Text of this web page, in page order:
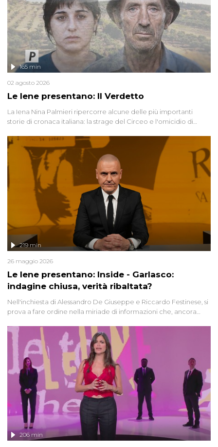
Le Iene presentano: Il Verdetto
165 min
02 agosto 2026
La Iena Nina Palmieri ripercorre alcune delle più importanti
storie di cronaca italiana: la strage del Circeo e l'omicidio di
Le Iene presentano: Inside - Garlasco:
indagine chiusa, verità ribaltata?
219 min
26 maggio 2026
Nell'inchiesta di Alessandro De Giuseppe e Riccardo Festinese, si
prova a fare ordine nella miriade di informazioni che, ancora
giudiziarie più discusse degli ultimi anni. Lo speciale ricostruisce la
vicenda mettendo in fila testimonianze, errori, dettagli
controversi e i protagonisti di un'indagine che sembra non avere
fine.
206 min